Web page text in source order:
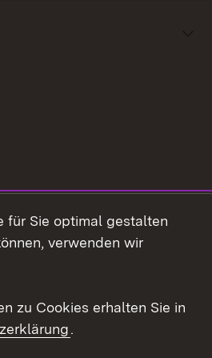
für Sie optimal gestalten
verwenden wir
zu Cookies erhalten Sie in
.